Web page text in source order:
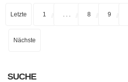
Letzte 1 8 9
Nächste
SUCHE